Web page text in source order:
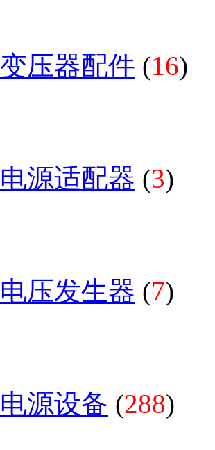
变压器配件 (16)
电源适配器 (3)
电压发生器 (7)
电源设备 (288)